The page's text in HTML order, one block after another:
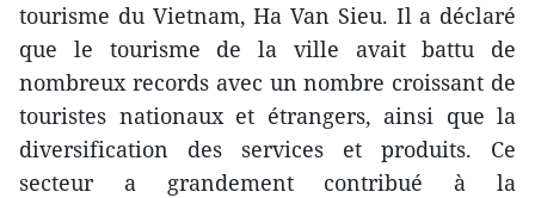
tourisme du Vietnam, Ha Van Sieu. Il a déclaré
que le tourisme de la ville avait battu de
nombreux records avec un nombre croissant de
touristes nationaux et étrangers, ainsi que la
diversification des services et produits. Ce
secteur a grandement contribué à la